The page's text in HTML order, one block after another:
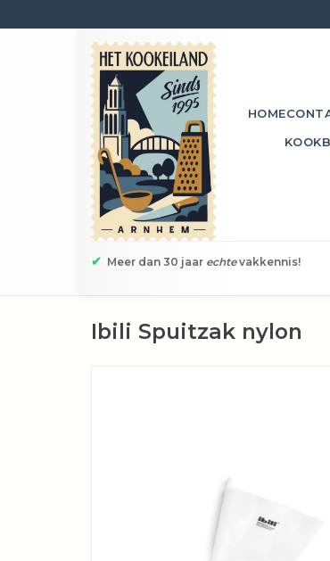
HOME
✔ Meer dan 30 jaar echtevakkennis!
Ibili Spuitzak nylon